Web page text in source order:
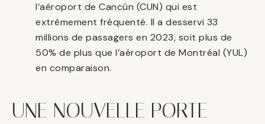
l’aéroport de Cancún (CUN) qui est
extrêmement fréquenté. Il a desservi 33
millions de passagers en 2023, soit plus de
50% de plus que l’aéroport de Montréal (YUL)
en comparaison.
UNE NOUVELLE PORTE